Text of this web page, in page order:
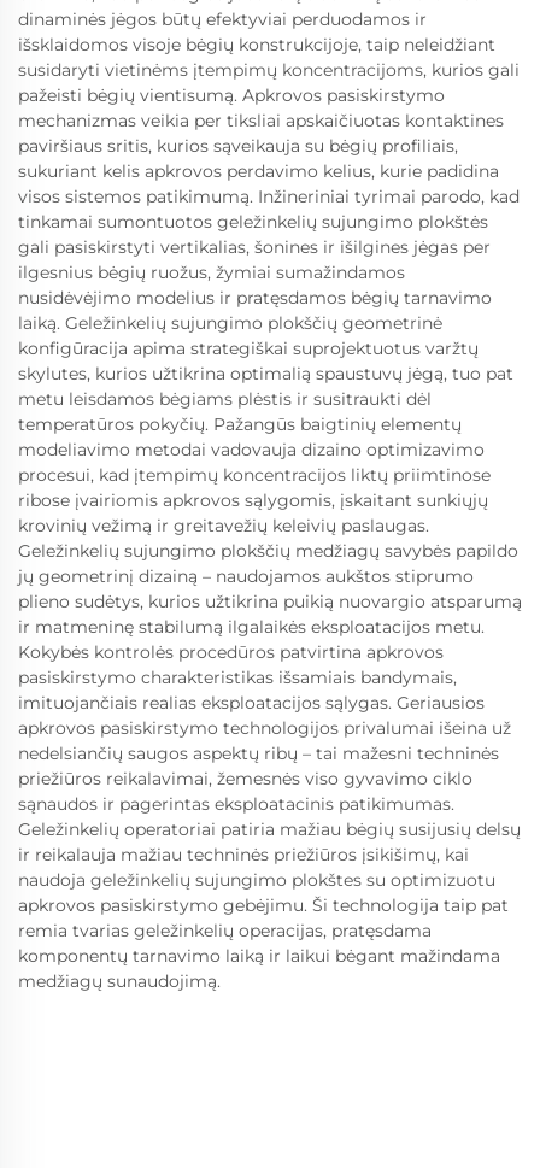
dinaminės jėgos būtų efektyviai perduodamos ir
išsklaidomos visoje bėgių konstrukcijoje, taip neleidžiant
susidaryti vietinėms įtempimų koncentracijoms, kurios gali
pažeisti bėgių vientisumą. Apkrovos pasiskirstymo
mechanizmas veikia per tiksliai apskaičiuotas kontaktines
paviršiaus sritis, kurios sąveikauja su bėgių profiliais,
sukuriant kelis apkrovos perdavimo kelius, kurie padidina
visos sistemos patikimumą. Inžineriniai tyrimai parodo, kad
tinkamai sumontuotos geležinkelių sujungimo plokštės
gali pasiskirstyti vertikalias, šonines ir išilgines jėgas per
ilgesnius bėgių ruožus, žymiai sumažindamos
nusidėvėjimo modelius ir pratęsdamos bėgių tarnavimo
laiką. Geležinkelių sujungimo plokščių geometrinė
konfigūracija apima strategiškai suprojektuotus varžtų
skylutes, kurios užtikrina optimalią spaustuvų jėgą, tuo pat
metu leisdamos bėgiams plėstis ir susitraukti dėl
temperatūros pokyčių. Pažangūs baigtinių elementų
modeliavimo metodai vadovauja dizaino optimizavimo
procesui, kad įtempimų koncentracijos liktų priimtinose
ribose įvairiomis apkrovos sąlygomis, įskaitant sunkiųjų
krovinių vežimą ir greitavežių keleivių paslaugas.
Geležinkelių sujungimo plokščių medžiagų savybės papildo
jų geometrinį dizainą – naudojamos aukštos stiprumo
plieno sudėtys, kurios užtikrina puikią nuovargio atsparumą
ir matmeninę stabilumą ilgalaikės eksploatacijos metu.
Kokybės kontrolės procedūros patvirtina apkrovos
pasiskirstymo charakteristikas išsamiais bandymais,
imituojančiais realias eksploatacijos sąlygas. Geriausios
apkrovos pasiskirstymo technologijos privalumai išeina už
nedelsiančių saugos aspektų ribų – tai mažesni techninės
priežiūros reikalavimai, žemesnės viso gyvavimo ciklo
sąnaudos ir pagerintas eksploatacinis patikimumas.
Geležinkelių operatoriai patiria mažiau bėgių susijusių delsų
ir reikalauja mažiau techninės priežiūros įsikišimų, kai
naudoja geležinkelių sujungimo plokštes su optimizuotu
apkrovos pasiskirstymo gebėjimu. Ši technologija taip pat
remia tvarias geležinkelių operacijas, pratęsdama
komponentų tarnavimo laiką ir laikui bėgant mažindama
medžiagų sunaudojimą.